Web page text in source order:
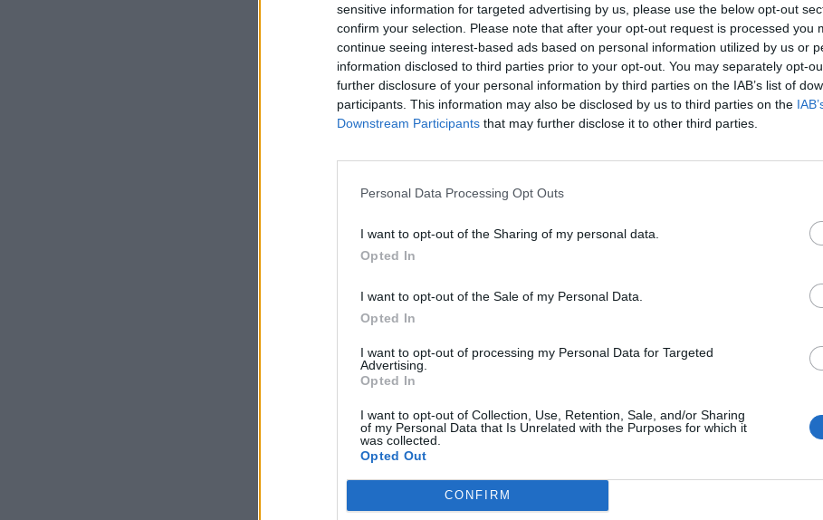
sensitive information for targeted advertising by us, please use the below opt-out
confirm your selection. Please note that after your opt-out request is processed you
continue seeing interest-based ads based on personal information utilized by us or
information disclosed to third parties prior to your opt-out. You may separately opt-
further disclosure of your personal information by third parties on the IAB’s list of
participants. This information may also be disclosed by us to third parties on the
Downstream Participants that may further disclose it to other third parties.
Personal Data Processing Opt Outs
I want to opt-out of the Sharing of my personal data.
Opted In
I want to opt-out of the Sale of my Personal Data.
Opted In
I want to opt-out of processing my Personal Data for Targeted
Advertising.
Opted In
I want to opt-out of Collection, Use, Retention, Sale, and/or Sharing
of my Personal Data that Is Unrelated with the Purposes for which it
was collected.
Opted Out
CONFIRM